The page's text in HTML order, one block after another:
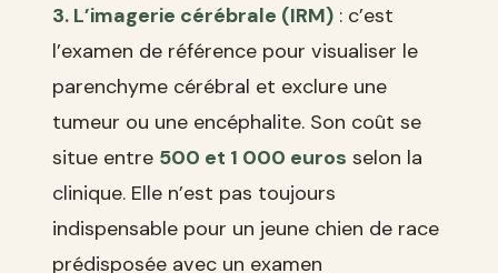
3. L’imagerie cérébrale (IRM) : c’est
l’examen de référence pour visualiser le
parenchyme cérébral et exclure une
tumeur ou une encéphalite. Son coût se
situe entre 500 et 1 000 euros selon la
clinique. Elle n’est pas toujours
indispensable pour un jeune chien de race
prédisposée avec un examen